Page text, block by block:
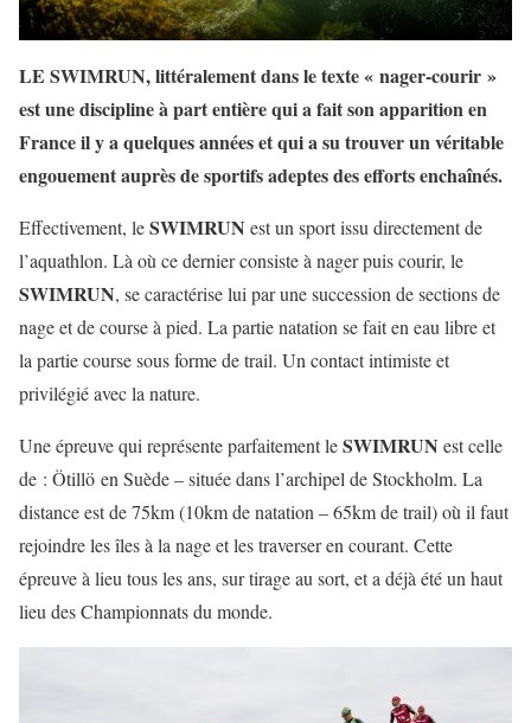
LE SWIMRUN, littéralement dans le texte « nager-courir »
est une discipline à part entière qui a fait son apparition en
France il y a quelques années et qui a su trouver un véritable
engouement auprès de sportifs adeptes des efforts enchaînés.
Effectivement, leSWIMRUN est un sport issu directement de
l’aquathlon. Là où ce dernier consiste à nager puis courir, le
SWIMRUN, se caractérise lui par une succession de sections de
nage et de course à pied. La partie natation se fait en eau libre et
la partie course sous forme de trail. Un contact intimiste et
privilégié avec la nature.
Une épreuve qui représente parfaitement leSWIMRUN est celle
de : Ötillö en Suède – située dans l’archipel de Stockholm. La
distance est de 75km (10km de natation – 65km de trail) où il faut
rejoindre les îles à la nage et les traverser en courant. Cette
épreuve à lieu tous les ans, sur tirage au sort, et a déjà été un haut
lieu des Championnats du monde.